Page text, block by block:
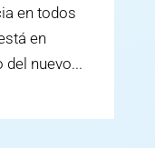
en todos
en
del nuevo...